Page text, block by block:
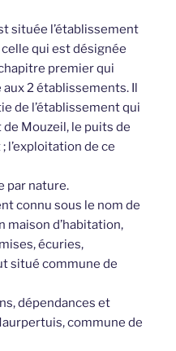
située l’établissement
qui est désignée
premier qui
2 établissements. Il
de l’établissement qui
Mouzeil, le puits de
l’exploitation de ce
par nature.
connu sous le nom de
maison d’habitation,
écuries,
situé commune de
dépendances et
commune de